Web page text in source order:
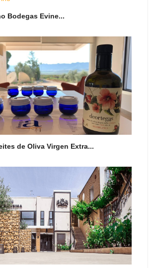
Bodegas Evine...
de Oliva Virgen Extra...